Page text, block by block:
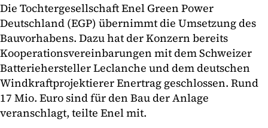
Die Tochtergesellschaft Enel Green Power
Deutschland (EGP) übernimmt die Umsetzung des
Bauvorhabens. Dazu hat der Konzern bereits
Kooperationsvereinbarungen mit dem Schweizer
Batteriehersteller Leclanche und dem deutschen
Windkraftprojektierer Enertrag geschlossen. Rund
17 Mio. Euro sind für den Bau der Anlage
veranschlagt, teilte Enel mit.